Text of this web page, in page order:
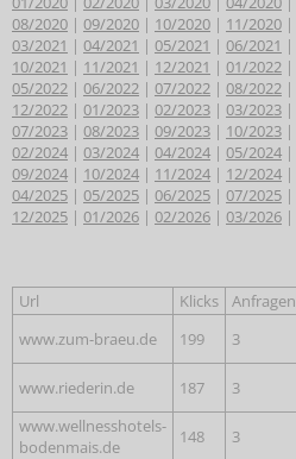
08/2020 | 09/2020 | 10/2020 | 11/2020 |
03/2021 | 04/2021 | 05/2021 | 06/2021 |
10/2021 | 11/2021 | 12/2021 | 01/2022 |
05/2022 | 06/2022 | 07/2022 | 08/2022 |
12/2022 | 01/2023 | 02/2023 | 03/2023 |
07/2023 | 08/2023 | 09/2023 | 10/2023 |
02/2024 | 03/2024 | 04/2024 | 05/2024 |
09/2024 | 10/2024 | 11/2024 | 12/2024 |
04/2025 | 05/2025 | 06/2025 | 07/2025 |
12/2025 | 01/2026 | 02/2026 | 03/2026 |
Url Klicks Anfragen
www.zum-braeu.de
199 3
www.riederin.de
187 3
www.wellnesshotels-
bodenmais.de
148 3